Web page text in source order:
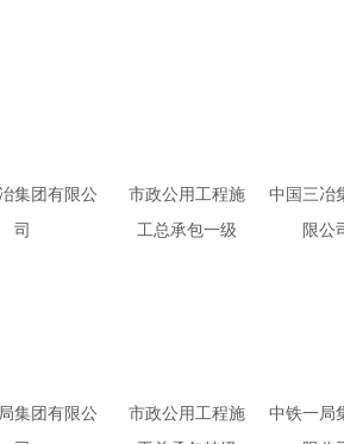
集团有限公
司
市政公用工程施
工总承包一级
中国三冶
限公
集团有限公
市政公用工程施
中铁一局